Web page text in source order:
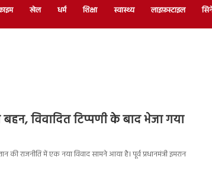
खेल धर्म शिक्षा स्वास्थ्य लाइफ़स्टाइल
विवादित टिप्पणी के बाद भेजा गया
राजनीति में एक नया विवाद सामने आया है। पूर्व प्रधानमंत्री इमरान